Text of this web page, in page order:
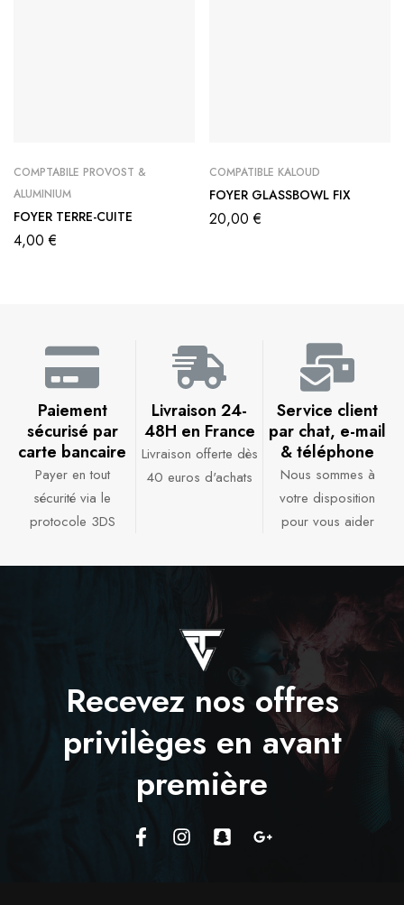
COMPTABILE PROVOST &
ALUMINIUM
FOYER TERRE-CUITE
4,00€
COMPATIBLE KALOUD
FOYER GLASSBOWL FIX
20,00€
Paiement
sécurisé par
carte bancaire​
Payer en tout
sécurité via le
protocole 3DS
Livraison 24-
48H en France​
Livraison offerte dès
40 euros d'achats​
Service client
par chat, e-mail
& téléphone​
Nous sommes à
votre disposition
pour vous aider​
Recevez nos offres
privilèges en avant
première